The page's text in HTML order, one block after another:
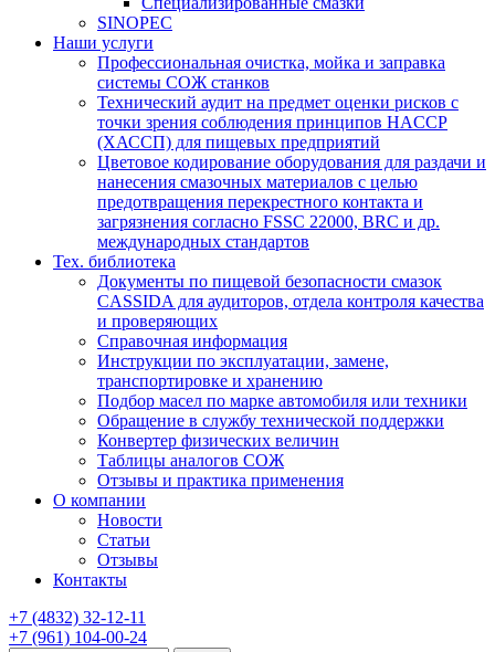
SINOPEC
Наши услуги
Профессиональная очистка, мойка и заправка
системы СОЖ станков
Технический аудит на предмет оценки рисков с
точки зрения соблюдения принципов HACCP
(ХАССП) для пищевых предприятий
Цветовое кодирование оборудования для раздачи и
нанесения смазочных материалов с целью
предотвращения перекрестного контакта и
загрязнения согласно FSSC 22000, BRC и др.
международных стандартов
Тех. библиотека
Документы по пищевой безопасности смазок
CASSIDA для аудиторов, отдела контроля качества
и проверяющих
Справочная информация
Инструкции по эксплуатации, замене,
транспортировке и хранению
Подбор масел по марке автомобиля или техники
Обращение в службу технической поддержки
Конвертер физических величин
Таблицы аналогов СОЖ
Отзывы и практика применения
О компании
Новости
Статьи
Отзывы
Контакты
+7 (4832) 32-12-11
+7 (961) 104-00-24